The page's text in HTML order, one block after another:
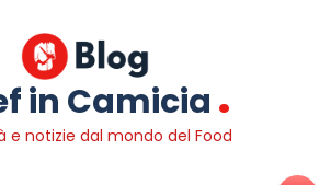
in Camicia .
e notizie dal mondo del Food